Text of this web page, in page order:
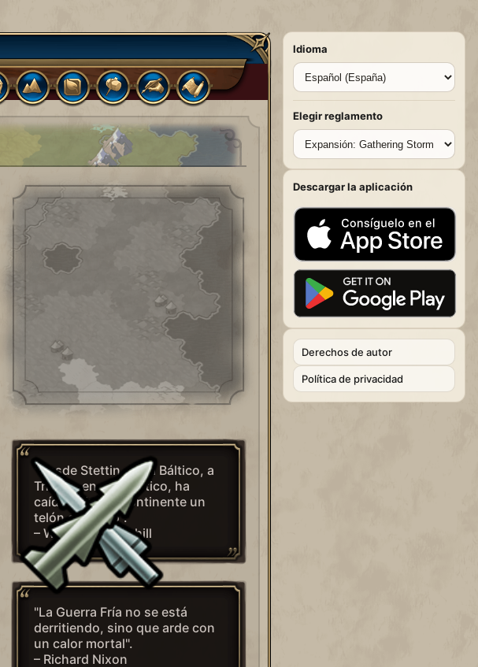
"Desde Stettin, en el Báltico, a
Trieste, en el Adriático, ha
caído sobre el continente un
telón de acero".
– Winston Churchill
"La Guerra Fría no se está
derritiendo, sino que arde con
un calor mortal".
– Richard Nixon
Idioma
Elegir reglamento
Descargar la aplicación
Derechos de autor
Política de privacidad